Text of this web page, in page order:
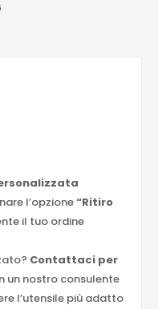
l’opzione“Ritiro
il tuo ordine
Contattaci per
un nostro consulente
l’utensile più adatto